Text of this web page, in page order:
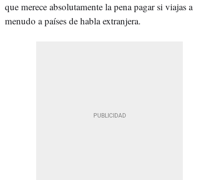
que merece absolutamente la pena pagar si viajas a
menudo a países de habla extranjera.